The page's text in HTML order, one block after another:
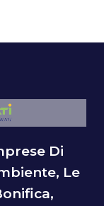
Di
Le